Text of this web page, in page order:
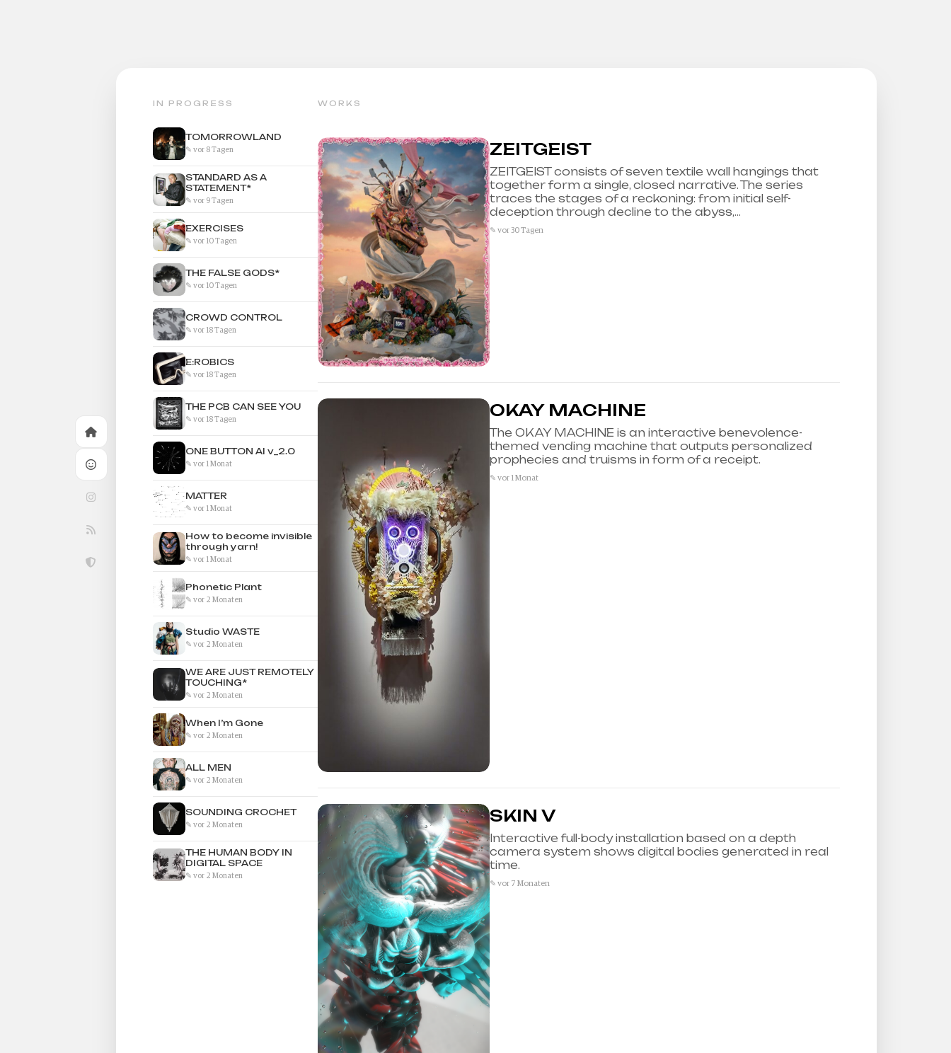
IN PROGRESS
TOMORROWLAND
✎ vor 8 Tagen
STANDARD AS A
STATEMENT*
✎ vor 9 Tagen
EXERCISES
✎ vor 10 Tagen
THE FALSE GODS*
✎ vor 10 Tagen
CROWD CONTROL
✎ vor 18 Tagen
E:ROBICS
✎ vor 18 Tagen
THE PCB CAN SEE YOU
✎ vor 18 Tagen
ONE BUTTON AI v_2.0
✎ vor 1 Monat
MATTER
✎ vor 1 Monat
How to become invisible
through yarn!
✎ vor 1 Monat
Phonetic Plant
✎ vor 2 Monaten
Studio WASTE
✎ vor 2 Monaten
WE ARE JUST REMOTELY
TOUCHING*
✎ vor 2 Monaten
When I’m Gone
✎ vor 2 Monaten
ALL MEN
✎ vor 2 Monaten
SOUNDING CROCHET
✎ vor 2 Monaten
THE HUMAN BODY IN
DIGITAL SPACE
✎ vor 2 Monaten
WORKS
ZEITGEIST
ZEITGEIST consists of seven textile wall hangings that
together form a single, closed narrative. The series
traces the stages of a reckoning: from initial self-
deception through decline to the abyss,…
✎ vor 30 Tagen
OKAY MACHINE
The OKAY MACHINE is an interactive benevolence-
themed vending machine that outputs personalized
prophecies and truisms in form of a receipt.
✎ vor 1 Monat
SKIN V
Interactive full-body installation based on a depth
camera system shows digital bodies generated in real
time.
✎ vor 7 Monaten